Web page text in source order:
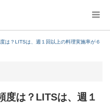
は？LITSは、週１回以上の料理実施率が６
度は？LITSは、週１